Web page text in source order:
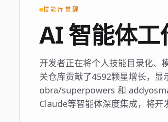
技能库觉醒
AI 智能体工
开发者正在将个人技能目录化、
关仓库贡献了4592颗星增长，显
obra/superpowers 和
Claude等智能体深度集成，将开